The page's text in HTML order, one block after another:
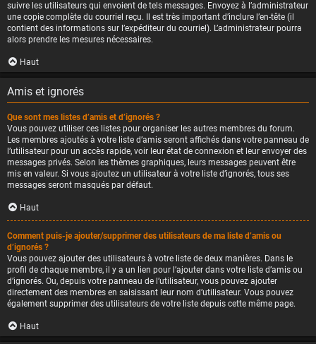
suivre les utilisateurs qui envoient de tels messages. Envoyez à l’administrateur
une copie complète du courriel reçu. Il est très important d’inclure l’en-tête (il
contient des informations sur l’expéditeur du courriel). L’administrateur pourra
alors prendre les mesures nécessaires.
Haut
Amis et ignorés
Que sont mes listes d’amis et d’ignorés ?
Vous pouvez utiliser ces listes pour organiser les autres membres du forum.
Les membres ajoutés à votre liste d’amis seront affichés dans votre panneau de
l’utilisateur pour un accès rapide, voir leur état de connexion et leur envoyer des
messages privés. Selon les thèmes graphiques, leurs messages peuvent être
mis en valeur. Si vous ajoutez un utilisateur à votre liste d’ignorés, tous ses
messages seront masqués par défaut.
Haut
Comment puis-je ajouter/supprimer des utilisateurs de ma liste d’amis ou
d’ignorés ?
Vous pouvez ajouter des utilisateurs à votre liste de deux manières. Dans le
profil de chaque membre, il y a un lien pour l’ajouter dans votre liste d’amis ou
d’ignorés. Ou, depuis votre panneau de l’utilisateur, vous pouvez ajouter
directement des membres en saisissant leur nom d’utilisateur. Vous pouvez
également supprimer des utilisateurs de votre liste depuis cette même page.
Haut